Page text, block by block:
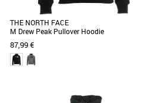
THE NORTH FACE
M Drew Peak Pullover Hoodie
87,99 €